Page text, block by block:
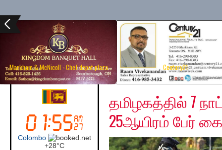
Markham & McNicoll - Chef depot plaza Century21
Canada (Toronto)
Toronto
+25°C
Wednesday, April 1,
தமிழகத்தில் 7
25ஆயிரம் பேர்